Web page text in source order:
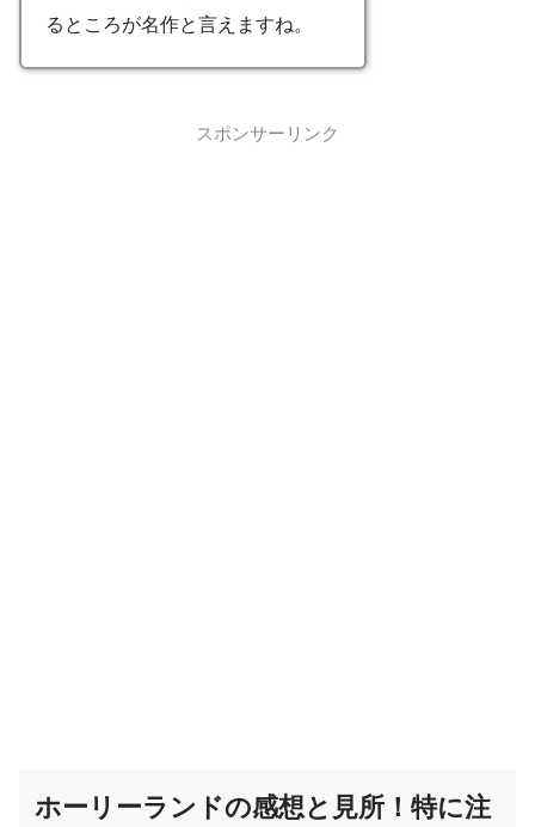
るところが名作と言えますね。
スポンサーリンク
ホーリーランドの感想と見所！特に注